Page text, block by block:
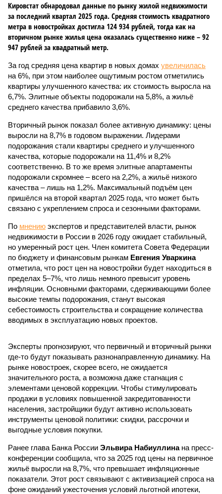
Кировстат обнародовал данные по рынку жилой недвижимости
за последний квартал 2025 года. Средняя стоимость квадратного
метра в новостройках достигла 124 934 рублей, тогда как на
вторичном рынке жилья цена оказалась существенно ниже – 92
947 рублей за квадратный метр.
За год средняя цена квартир в новых домах увеличилась
на 6%, при этом наиболее ощутимым ростом отметились
квартиры улучшенного качества: их стоимость выросла на
6,7%. Элитные объекты подорожали на 5,8%, а жильё
среднего качества прибавило 3,6%.
Вторичный рынок показал более активную динамику: цены
выросли на 8,7% в годовом выражении. Лидерами
подорожания стали квартиры среднего и улучшенного
качества, которые подорожали на 11,4% и 8,2%
соответственно. В то же время элитные апартаменты
подорожали скромнее – всего на 2,2%, а жильё низкого
качества – лишь на 1,2%. Максимальный подъём цен
пришёлся на второй квартал 2025 года, что может быть
связано с укреплением спроса и сезонными факторами.
По мнению экспертов и представителей власти, рынок
недвижимости в России в 2026 году ожидает стабильный,
но умеренный рост цен. Член комитета Совета Федерации
по бюджету и финансовым рынкам Евгения Уваркина
отметила, что рост цен на новостройки будет находиться в
пределах 5–7%, что лишь немного превысит уровень
инфляции. Основными факторами, сдерживающими более
высокие темпы подорожания, станут высокая
себестоимость строительства и сокращение количества
вводимых в эксплуатацию новых проектов.
Эксперты прогнозируют, что первичный и вторичный рынки
где-то будут показывать разнонаправленную динамику. На
рынке новостроек, скорее всего, не ожидается
значительного роста, а возможна даже стагнация с
элементами ценовой коррекции. Чтобы стимулировать
продажи в условиях повышенной закредитованности
населения, застройщики будут активно использовать
инструменты ценовой политики: скидки, рассрочки и
выгодные условия покупки.
Ранее глава Банка России Эльвира Набиуллинана пресс-
конференции сообщила, что за 2025 год цены на первичное
жильё выросли на 8,7%, что превышает инфляционные
показатели. Этот рост связывают с активизацией спроса на
фоне ожиданий ужесточения условий льготной ипотеки,